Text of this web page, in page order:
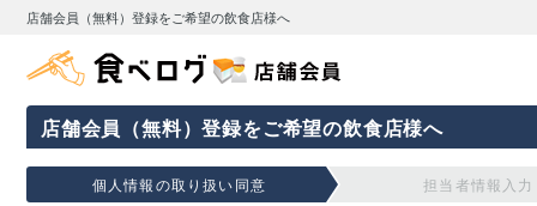
店舗会員（無料）登録をご希望の飲食店様へ
店舗会員（無料）登録をご希望の飲食店様へ
個人情報の取り扱い同意 担当者情報入力